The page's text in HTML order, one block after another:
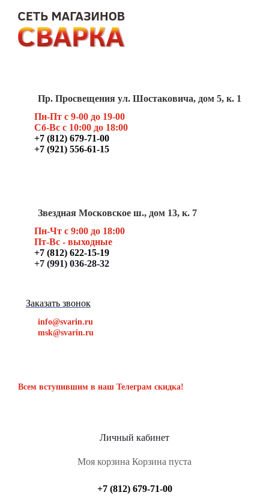
Пр. Просвещения ул. Шостаковича, дом 5, к. 1
Пн-Пт с 9-00 до 19-00
Сб-Вс с 10:00 до 18:00
+7 (812) 679-71-00
+7 (921) 556-61-15
Звездная Московское ш., дом 13, к. 7
Пн-Чт с 9:00 до 18:00
Пт-Вс - выходные
+7 (812) 622-15-19
+7 (991) 036-28-32
Заказать звонок
info@svarin.ru
msk@svarin.ru
Всем вступившим в наш Телеграм скидка!
Личный кабинет
Моя корзина Корзина пуста
+7 (812) 679-71-00